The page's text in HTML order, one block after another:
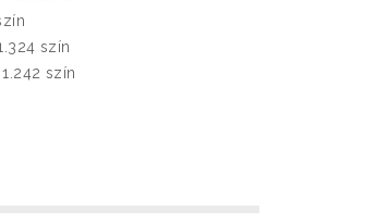
szín
szín